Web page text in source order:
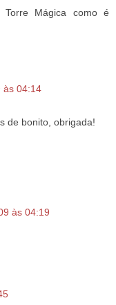
Mágica como é
às 04:14
de bonito, obrigada!
às 04:19